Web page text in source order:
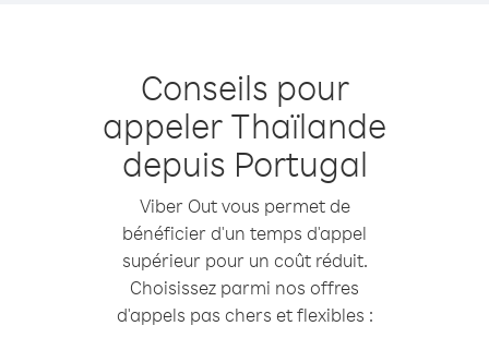
Conseils pour
appeler Thaïlande
depuis Portugal
Viber Out vous permet de
bénéficier d'un temps d'appel
supérieur pour un coût réduit.
Choisissez parmi nos offres
d'appels pas chers et flexibles :